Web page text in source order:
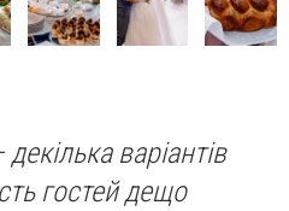
варіантів
гостей дещо